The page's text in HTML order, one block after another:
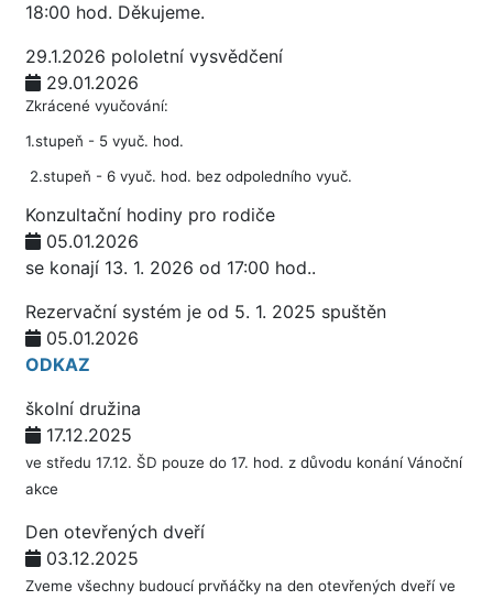
18:00 hod. Děkujeme.
29.1.2026 pololetní vysvědčení
29.01.2026
Zkrácené vyučování:
1.stupeň - 5 vyuč. hod.
2.stupeň - 6 vyuč. hod. bez odpoledního vyuč.
Konzultační hodiny pro rodiče
05.01.2026
se konají 13. 1. 2026 od 17:00 hod..
Rezervační systém je od 5. 1. 2025 spuštěn
05.01.2026
ODKAZ
školní družina
17.12.2025
ve středu 17.12. ŠD pouze do 17. hod. z důvodu konání Vánoční
akce
Den otevřených dveří
03.12.2025
Zveme všechny budoucí prvňáčky na den otevřených dveří ve